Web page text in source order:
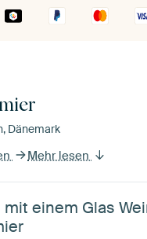
Dänemark
Mehr lesen
mit einem Glas